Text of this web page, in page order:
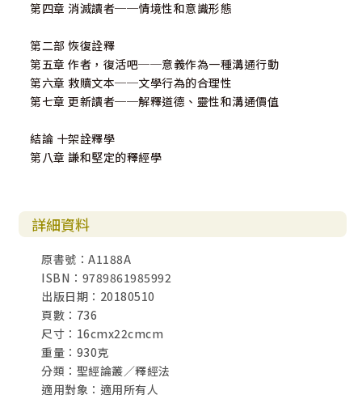
第四章 消滅讀者──情境性和意識形態
第二部 恢復詮釋
第五章 作者，復活吧──意義作為一種溝通行動
第六章 救贖文本──文學行為的合理性
第七章 更新讀者──解釋道德、靈性和溝通價值
結論 十架詮釋學
第八章 謙和堅定的釋經學
詳細資料
原書號：A1188A
ISBN：9789861985992
出版日期：20180510
頁數：736
尺寸：16cmx22cmcm
重量：930克
分類：聖經論叢／釋經法
適用對象：適用所有人